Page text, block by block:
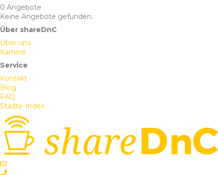
0 Angebote
Keine Angebote gefunden.
Über shareDnC
Über uns
Karriere
Service
Kontakt
Blog
FAQ
Städte-Index